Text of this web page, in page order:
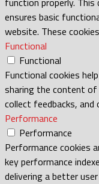
ensures basic
website. These
Functional
Functional
Functional cookies
sharing the content
collect feedbacks,
Performance
Performance
Performance cookies
key performance
delivering a better